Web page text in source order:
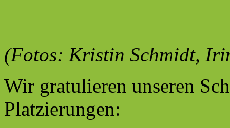
(Fotos: Kristin Schmidt,
Wir gratulieren unseren
Platzierungen: